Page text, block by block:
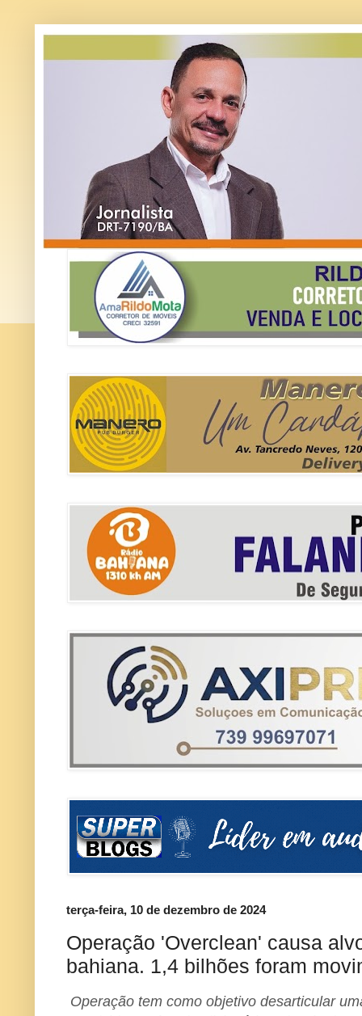
terça-feira, 10 de dezembro de 2024
Operação 'Overclean' causa
bahiana. 1,4 bilhões foram
Operação tem como objetivo desarticular